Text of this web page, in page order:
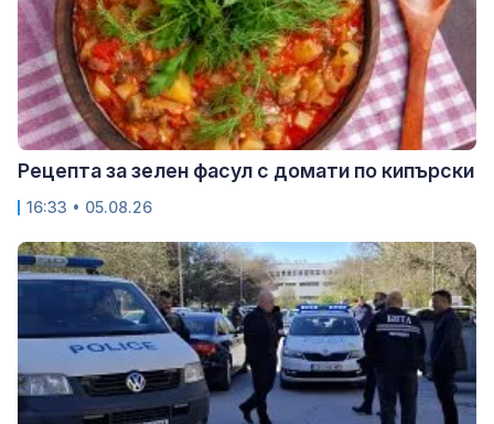
Рецепта за зелен фасул с домати по кипърски
16:33 • 05.08.26